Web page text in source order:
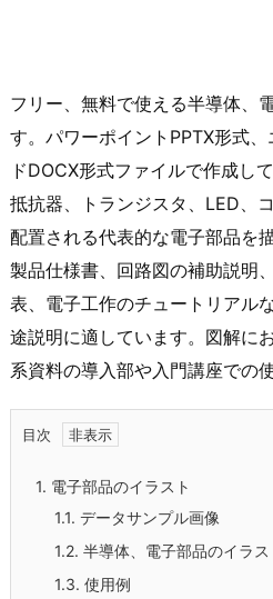
フリー、無料で使える半導体、
す。パワーポイントPPTX形式
ドDOCX形式ファイルで作成して
抵抗器、トランジスタ、LED、
配置される代表的な電子部品を
製品仕様書、回路図の補助説明
表、電子工作のチュートリアル
途説明に適しています。図解に
系資料の導入部や入門講座での
目次
1. 電子部品のイラスト
1.1. データサンプル画像
1.2. 半導体、電子部品のイラス
1.3. 使用例